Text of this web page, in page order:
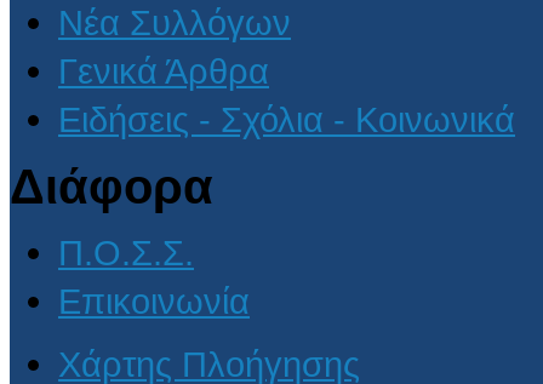
Νέα Συλλόγων
Γενικά Άρθρα
Ειδήσεις - Σχόλια - Κοινωνικά
Διάφορα
Π.Ο.Σ.Σ.
Επικοινωνία
Χάρτης Πλοήγησης